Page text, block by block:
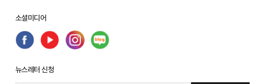
소셜미디어
뉴스레터 신청